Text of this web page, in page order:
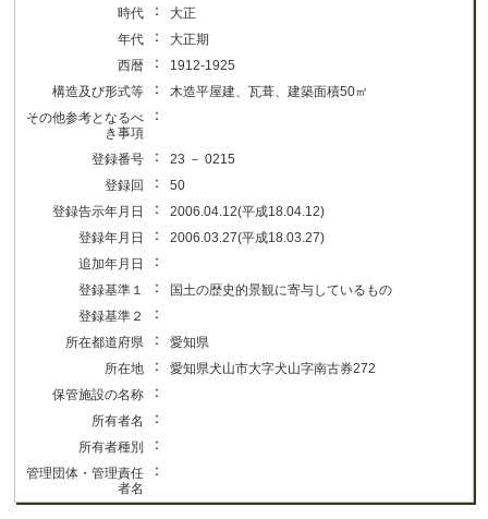
時代
：
大正
年代
：
大正期
西暦
：
1912-1925
構造及び形式等
：
木造平屋建、瓦葺、建築面積50㎡
その他参考となるべ
き事項
：
登録番号 ：
23 － 0215
登録回
：
50
登録告示年月日
：
2006.04.12(平成18.04.12)
登録年月日
：
2006.03.27(平成18.03.27)
追加年月日
：
登録基準１ ：
国土の歴史的景観に寄与しているもの
登録基準２
：
所在都道府県 ：
愛知県
所在地
：
愛知県犬山市大字犬山字南古券272
保管施設の名称
：
所有者名 ：
所有者種別 ：
管理団体・管理責任
者名
：